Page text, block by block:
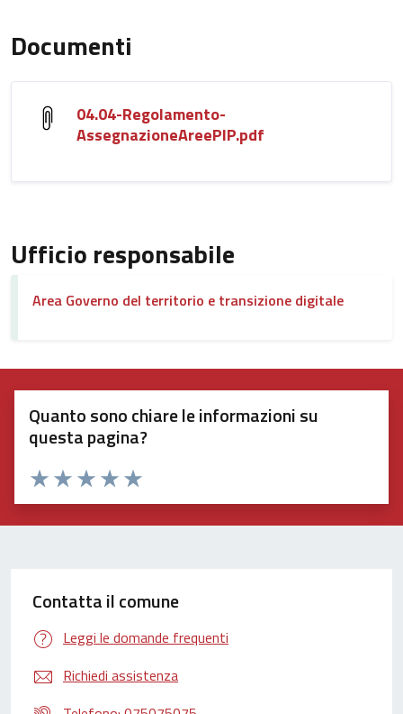
Documenti
04.04-Regolamento-
AssegnazioneAreePIP.pdf
Ufficio responsabile
Area Governo del territorio e transizione digitale
Quanto sono chiare le informazioni su
questa pagina?
Valuta 5 stelle su 5
Valuta 4 stelle su 5
Valuta 3 stelle su 5
Valuta 2 stelle su 5
Valuta 1 stelle su 5
Contatta il comune
Leggi le domande frequenti
Richiedi assistenza